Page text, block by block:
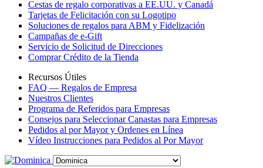
Cestas de regalo corporativas a EE.UU. y Canadá
Tarjetas de Felicitación con su Logotipo
Soluciones de regalos para ABM y Fidelización
Campañas de e-Gift
Servicio de Solicitud de Direcciones
Comprar Crédito de la Tienda
Recursos Útiles
FAQ — Regalos de Empresa
Nuestros Clientes
Programa de Referidos para Empresas
Consejos para Seleccionar Canastas para Empresas
Pedidos al por Mayor y Ordenes en Línea
Vídeo Instrucciones para Pedidos al Por Mayor